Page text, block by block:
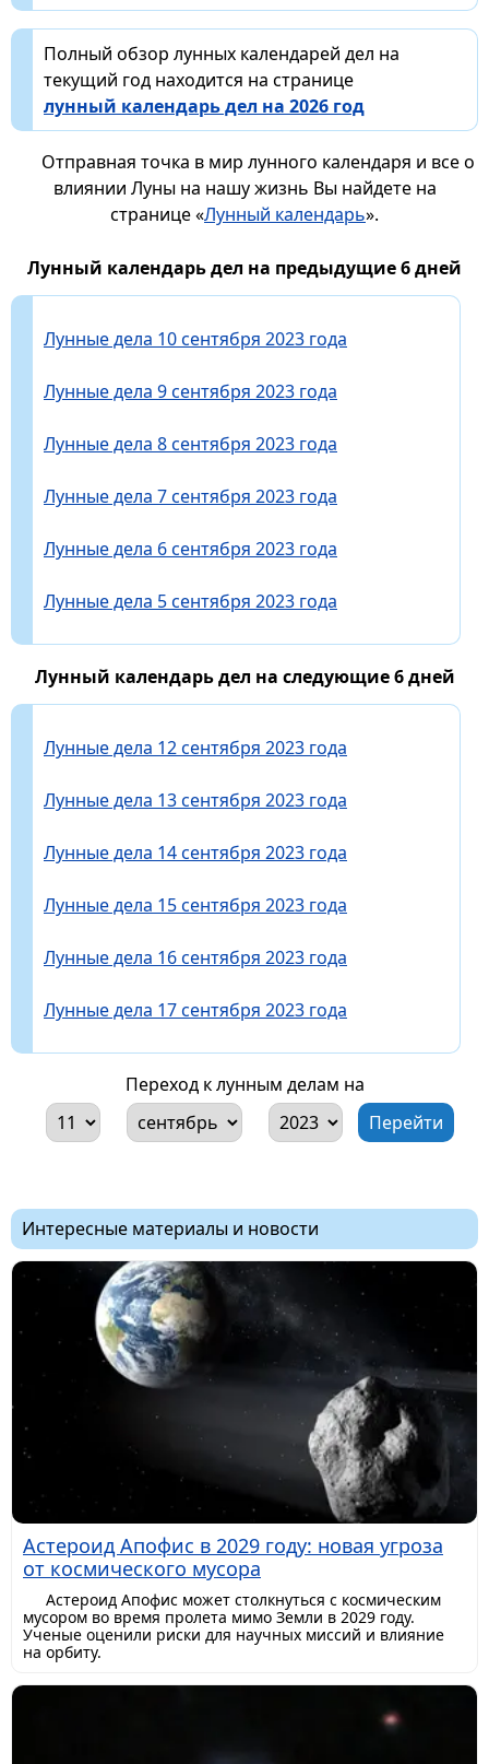
Полный обзор лунных календарей дел на
текущий год находится на странице
лунный календарь дел на 2026 год
Отправная точка в мир лунного календаря и все о
влиянии Луны на нашу жизнь Вы найдете на
странице «Лунный календарь».
Лунный календарь дел на предыдущие 6 дней
Лунные дела 10 сентября 2023 года
Лунные дела 9 сентября 2023 года
Лунные дела 8 сентября 2023 года
Лунные дела 7 сентября 2023 года
Лунные дела 6 сентября 2023 года
Лунные дела 5 сентября 2023 года
Лунный календарь дел на следующие 6 дней
Лунные дела 12 сентября 2023 года
Лунные дела 13 сентября 2023 года
Лунные дела 14 сентября 2023 года
Лунные дела 15 сентября 2023 года
Лунные дела 16 сентября 2023 года
Лунные дела 17 сентября 2023 года
Переход к лунным делам на
Интересные материалы и новости
Астероид Апофис в 2029 году: новая угроза
от космического мусора
Астероид Апофис может столкнуться с космическим
мусором во время пролета мимо Земли в 2029 году.
Ученые оценили риски для научных миссий и влияние
на орбиту.